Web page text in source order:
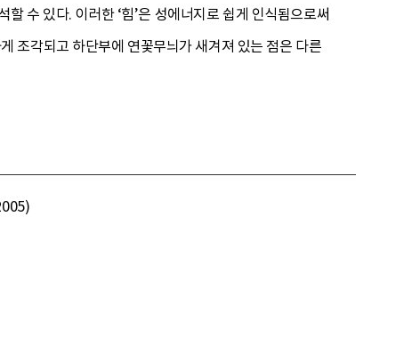
수 있다. 이러한 ‘힘’은 성에너지로 쉽게 인식됨으로써
조각되고 하단부에 연꽃무늬가 새겨져 있는 점은 다른